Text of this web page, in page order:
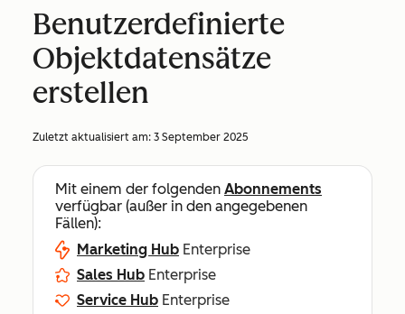
Benutzerdefinierte
Objektdatensätze
erstellen
Zuletzt aktualisiert am: 3 September 2025
Mit einem der folgenden Abonnements
verfügbar (außer in den angegebenen
Fällen):
Marketing Hub Enterprise
Sales Hub Enterprise
Service Hub Enterprise